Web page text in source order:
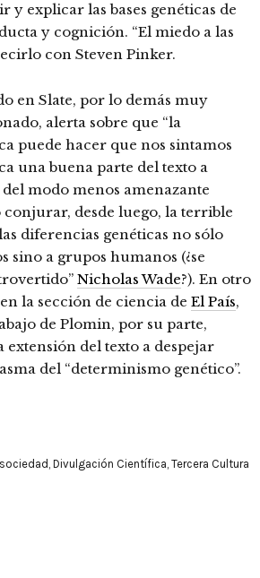
y explicar las bases genéticas de
y cognición. “El miedo a las
con Steven Pinker.
en Slate, por lo demás muy
alerta sobre que “la
puede hacer que nos sintamos
una buena parte del texto a
modo menos amenazante
desde luego, la terrible
diferencias genéticas no sólo
sino a grupos humanos (¿se
Nicholas Wade?). En otro
la sección de ciencia de El País,
de Plomin, por su parte,
extensión del texto a despejar
del “determinismo genético”.
, Divulgación Científica, Tercera Cultura